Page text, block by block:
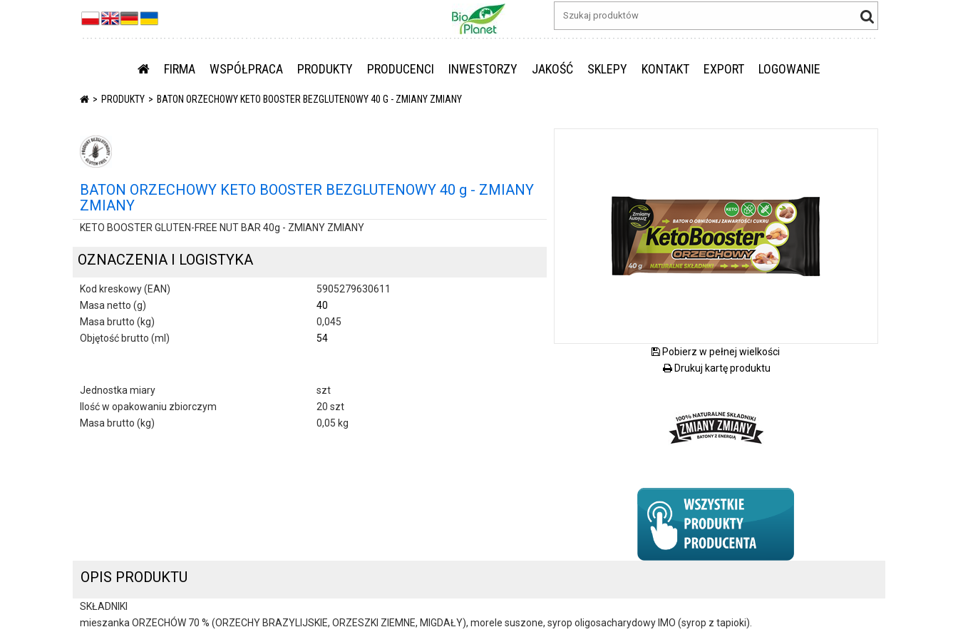
FIRMA WSPÓŁPRACA PRODUKTY PRODUCENCI INWESTORZY JAKOŚĆ SKLEPY KONTAKT EXPORT LOGOWANIE
PRODUKTY BATON ORZECHOWY KETO BOOSTER BEZGLUTENOWY 40 G - ZMIANY ZMIANY
BATON ORZECHOWY KETO BOOSTER BEZGLUTENOWY 40 g - ZMIANY
ZMIANY
KETO BOOSTER GLUTEN-FREE NUT BAR 40g - ZMIANY ZMIANY
OZNACZENIA I LOGISTYKA
Kod kreskowy (EAN)
5905279630611
Masa netto (g)
40
Masa brutto (kg)
0,045
Objętość brutto (ml)
54
Jednostka miary
szt
Ilość w opakowaniu zbiorczym
20 szt
Masa brutto (kg)
0,05 kg
Pobierz w pełnej wielkości
Drukuj kartę produktu
OPIS PRODUKTU
SKŁADNIKI
mieszanka ORZECHÓW 70 % (ORZECHY BRAZYLIJSKIE, ORZESZKI ZIEMNE, MIGDAŁY), morele suszone, syrop oligosacharydowy IMO (syrop z tapioki).